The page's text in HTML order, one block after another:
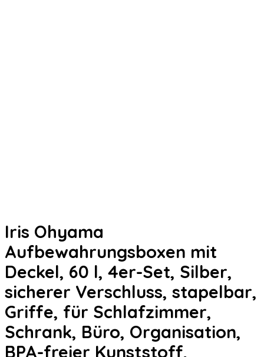
Iris Ohyama
Aufbewahrungsboxen mit
Deckel, 60 l, 4er-Set, Silber,
sicherer Verschluss, stapelbar,
Griffe, für Schlafzimmer,
Schrank, Büro, Organisation,
BPA-freier Kunststoff,